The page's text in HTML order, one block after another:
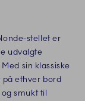
stellet er
udvalgte
sin klassiske
på ethver bord
smukt til